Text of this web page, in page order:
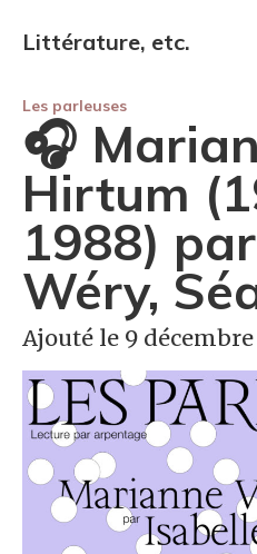
Littérature, etc.
Les parleuses
🎧
Hirtum
1988)
Wéry,
Ajouté le 9 décembre